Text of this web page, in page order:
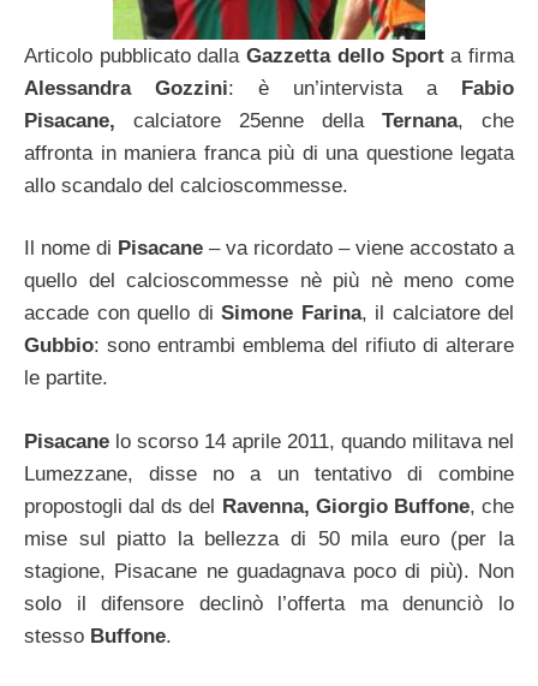
Articolo pubblicato dallaGazzetta dello Sporta firma
Alessandra Gozzini: è un’intervista a Fabio
Pisacane, calciatore 25enne della Ternana, che
affronta in maniera franca più di una questione legata
allo scandalo del calcioscommesse.
Il nome di Pisacane – va ricordato – viene accostato a
quello del calcioscommesse nè più nè meno come
accade con quello di Simone Farina, il calciatore del
Gubbio: sono entrambi emblema del rifiuto di alterare
le partite.
Pisacane lo scorso 14 aprile 2011, quando militava nel
Lumezzane, disse no a un tentativo di combine
propostogli dal ds del Ravenna, Giorgio Buffone, che
mise sul piatto la bellezza di 50 mila euro (per la
stagione, Pisacane ne guadagnava poco di più). Non
solo il difensore declinò l’offerta ma denunciò lo
stesso Buffone.